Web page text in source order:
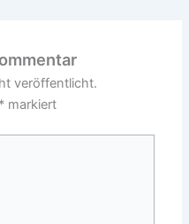
veröffentlicht.
* markiert